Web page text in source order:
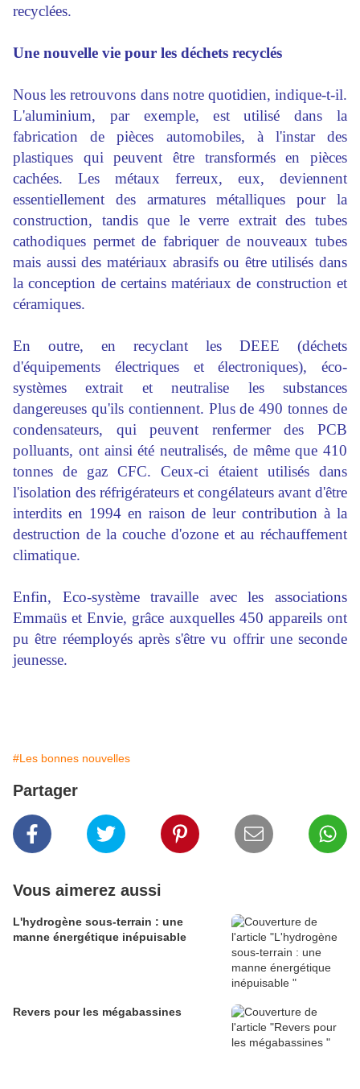
recyclées.
Une nouvelle vie pour les déchets recyclés
Nous les retrouvons dans notre quotidien, indique-t-il.
L'aluminium, par exemple, est utilisé dans la
fabrication de pièces automobiles, à l'instar des
plastiques qui peuvent être transformés en pièces
cachées. Les métaux ferreux, eux, deviennent
essentiellement des armatures métalliques pour la
construction, tandis que le verre extrait des tubes
cathodiques permet de fabriquer de nouveaux tubes
mais aussi des matériaux abrasifs ou être utilisés dans
la conception de certains matériaux de construction et
céramiques.
En outre, en recyclant les DEEE (déchets
d'équipements électriques et électroniques), éco-
systèmes extrait et neutralise les substances
dangereuses qu'ils contiennent. Plus de 490 tonnes de
condensateurs, qui peuvent renfermer des PCB
polluants, ont ainsi été neutralisés, de même que 410
tonnes de gaz CFC. Ceux-ci étaient utilisés dans
l'isolation des réfrigérateurs et congélateurs avant d'être
interdits en 1994 en raison de leur contribution à la
destruction de la couche d'ozone et au réchauffement
climatique.
Enfin, Eco-système travaille avec les associations
Emmaüs et Envie, grâce auxquelles 450 appareils ont
pu être réemployés après s'être vu offrir une seconde
jeunesse.
#Les bonnes nouvelles
Partager
Vous aimerez aussi
L'hydrogène sous-terrain : une
manne énergétique inépuisable
Revers pour les mégabassines